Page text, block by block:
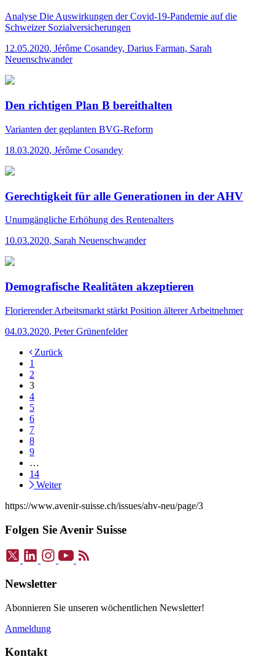
Analyse Die Auswirkungen der Covid-19-Pandemie auf die
Schweizer Sozialversicherungen
12.05.2020, Jérôme Cosandey, Darius Farman, Sarah
Neuenschwander
Den richtigen Plan B bereithalten
Varianten der geplanten BVG-Reform
18.03.2020, Jérôme Cosandey
Gerechtigkeit für alle Generationen in der AHV
Unumgängliche Erhöhung des Rentenalters
10.03.2020, Sarah Neuenschwander
Demografische Realitäten akzeptieren
Florierender Arbeitsmarkt stärkt Position älterer Arbeitnehmer
04.03.2020, Peter Grünenfelder
Zurück
1
2
3
4
5
6
7
8
9
…
14
Weiter
https://www.avenir-suisse.ch/issues/ahv-neu/page/3
Folgen Sie Avenir Suisse
Newsletter
Abonnieren Sie unseren wöchentlichen Newsletter!
Anmeldung
Kontakt